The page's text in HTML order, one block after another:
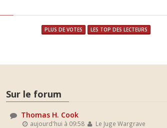
PLUS DE VOTES LES TOP DES LECTEURS
Sur le forum
Thomas H. Cook
aujourd'hui à 09:58 Le Juge Wargrave